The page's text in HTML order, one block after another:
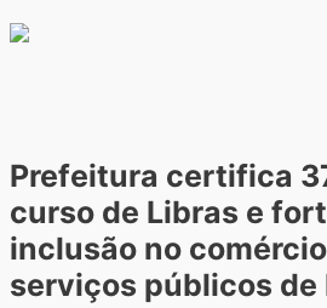
Prefeitura certifica
curso de Libras e
inclusão no
serviços públicos de